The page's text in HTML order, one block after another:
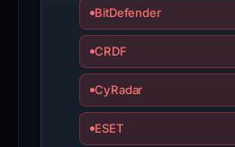
BitDefender
CRDF
CyRadar
ESET